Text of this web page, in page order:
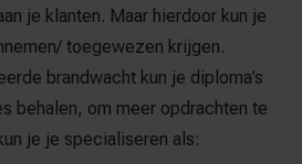
je klanten. Maar hierdoor kun je
toegewezen krijgen.
brandwacht kun je diploma’s
behalen, om meer opdrachten te
je je specialiseren als: